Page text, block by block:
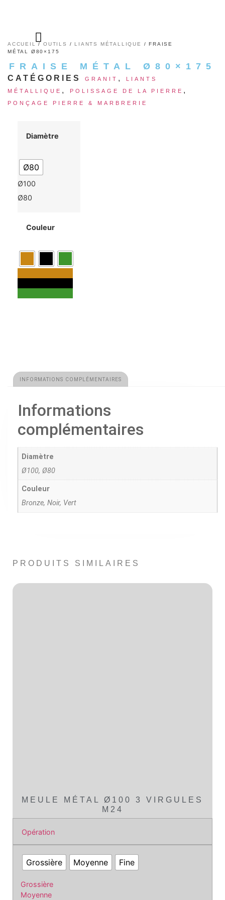
ACCUEIL/OUTILS / LIANTS MÉTALLIQUE
/ FRAISE
MÉTAL Ø80×175
FRAISE MÉTAL Ø80×175
CATÉGORIES GRANIT ,
LIANTS
MÉTALLIQUE , POLISSAGE DE LA PIERRE ,
PONÇAGE PIERRE & MARBRERIE
Diamètre
Ø80
Ø100
Ø80
Couleur
INFORMATIONS COMPLÉMENTAIRES
Informations
complémentaires
Diamètre
Ø100, Ø80
Couleur
Bronze, Noir, Vert
PRODUITS SIMILAIRES
MEULE MÉTAL Ø100 3 VIRGULES
M24
Opération
Grossière Moyenne Fine
Grossière
Moyenne